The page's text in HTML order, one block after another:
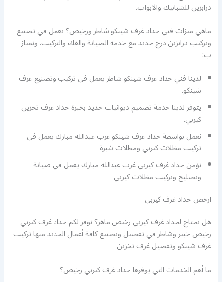
درابزين للشبابيك والابواب.
ماهي ميزات فني حداد غرف شينكو شاطر ورخيص؟ يعمل في تصنيع
وتركيب درابزين درج حديد مع خدمة الصيانة والفك والتركيب. ونمتاز
ب:
لدينا فني حداد غرف شينكو شاطر يعمل في تركيب وتصنيع غرف
شينكو.
يتوفر لدينا خدمة تصميم ديوانيات حديد بخبرة حداد غرف تخزين
كيربي.
نعمل بواسطة حداد غرف شينكو غرب عبدالله مبارك يعمل في
تركيب مظلات كيربي ومظلات شبرة
نؤمن حداد غرف كيربي غرب عبدالله مبارك يعمل في صيانة
وتصليح وتركيب مظلات كيربي
ارخص حداد غرف كيربي
هل تحتاج لحداد غرف كيربي رخيص ماهر؟ نوفر لكم حداد غرف كيربي
رخيص خبير وشاطر في تفصيل وتصنيع كافة أعمال الحديد منها تركيب
غرف شينكو وتفصيل غرف تخزين
ما أهم الخدمات التي يوفرها حداد غرف كيربي رخيص؟